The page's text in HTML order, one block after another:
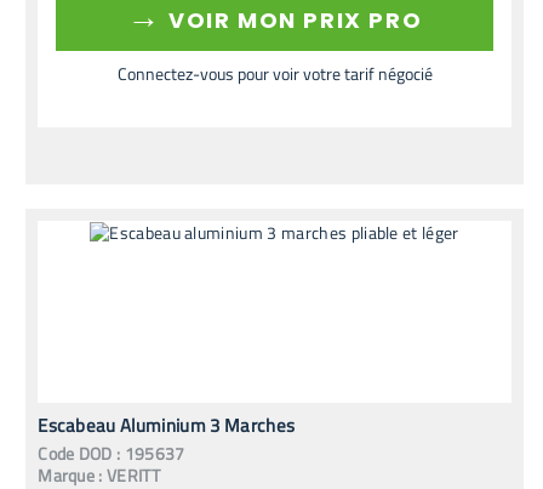
→ VOIR MON PRIX PRO
Connectez-vous pour voir votre tarif négocié
Escabeau Aluminium 3 Marches
Code DOD : 195637
Marque :VERITT